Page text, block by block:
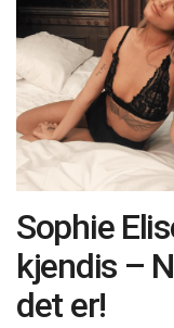
Sophie
kjendis –
det er!